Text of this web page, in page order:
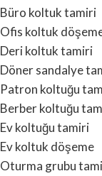
Büro koltuk tamiri
Ofis koltuk
Deri koltuk tamiri
Döner sandalye
Patron koltuğu
Berber koltuğu
Ev koltuğu tamiri
Ev koltuk döşeme
Oturma grubu